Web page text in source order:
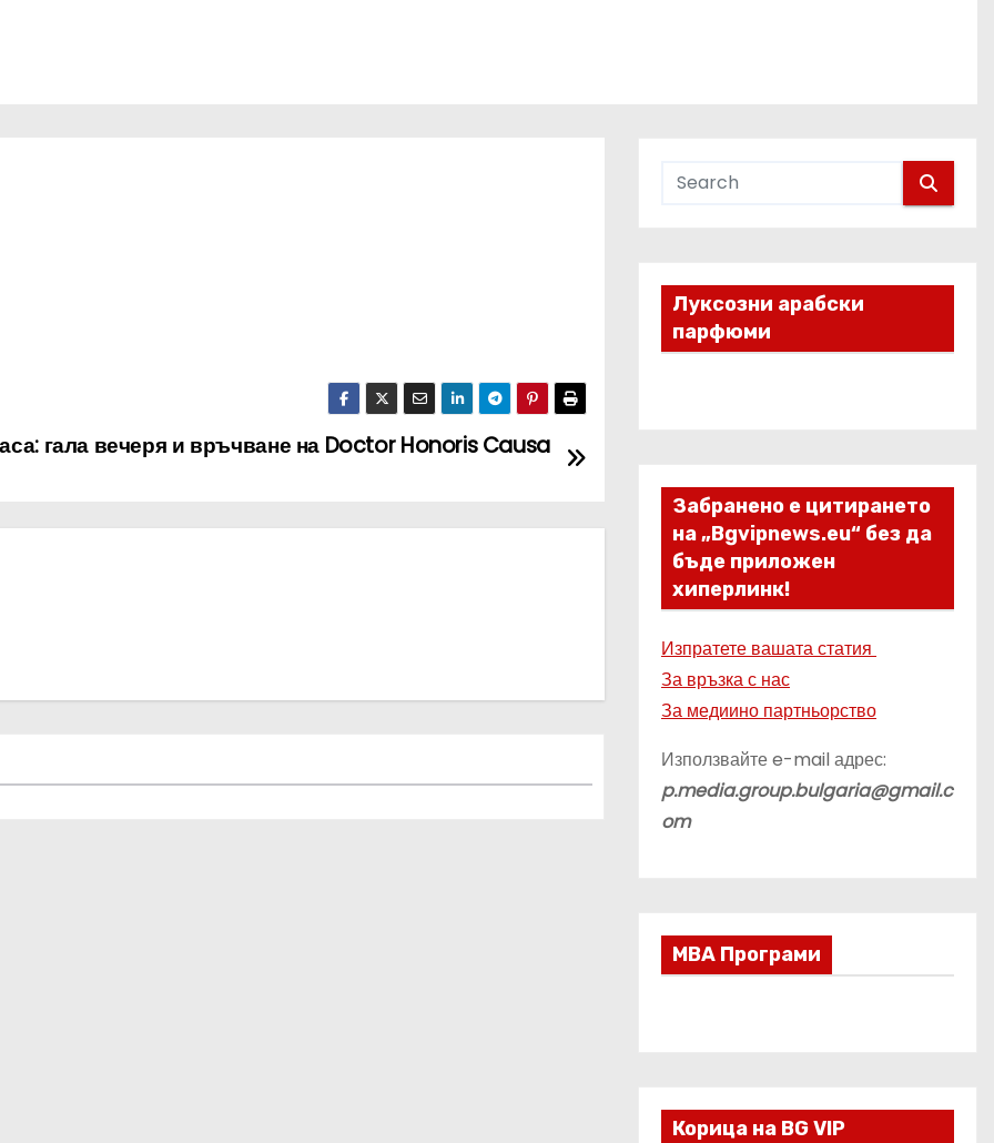
гала вечеря и връчване на Doctor Honoris Causa
Луксозни арабски
парфюми
Забранено е цитирането
на „Bgvipnews.eu“ без да
бъде приложен
хиперлинк!
Изпратете вашата статия
За връзка с нас
За медиино партньорство
Използвайте e-mail адрес:
p.media.group.bulgaria@gmail.c
om
МВА Програми
Корица на BG VIP